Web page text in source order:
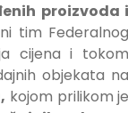
proizvoda i
tim Federalnog
cijena i tokom
objekata na
kojom prilikom je